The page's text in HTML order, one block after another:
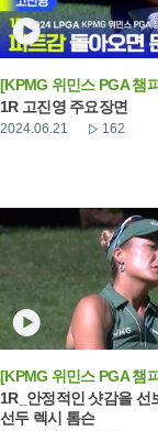
[KPMG 위민스 PGA 챔
1R 고진영 주요장면
2024.06.21 162
[KPMG 위민스 PGA 챔
1R_안정적인 샷감을 선
선두 렉시 톰슨